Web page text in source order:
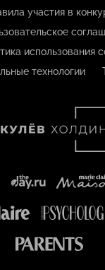
участия в
использования
технологии